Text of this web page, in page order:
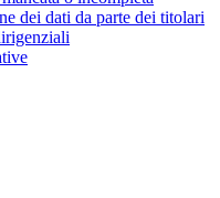
dei dati da parte dei titolari